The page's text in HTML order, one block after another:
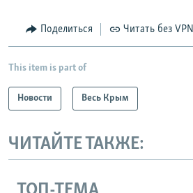
Поделиться Читать без VPN
This item is part of
Новости Весь Крым
ЧИТАЙТЕ ТАКЖЕ: